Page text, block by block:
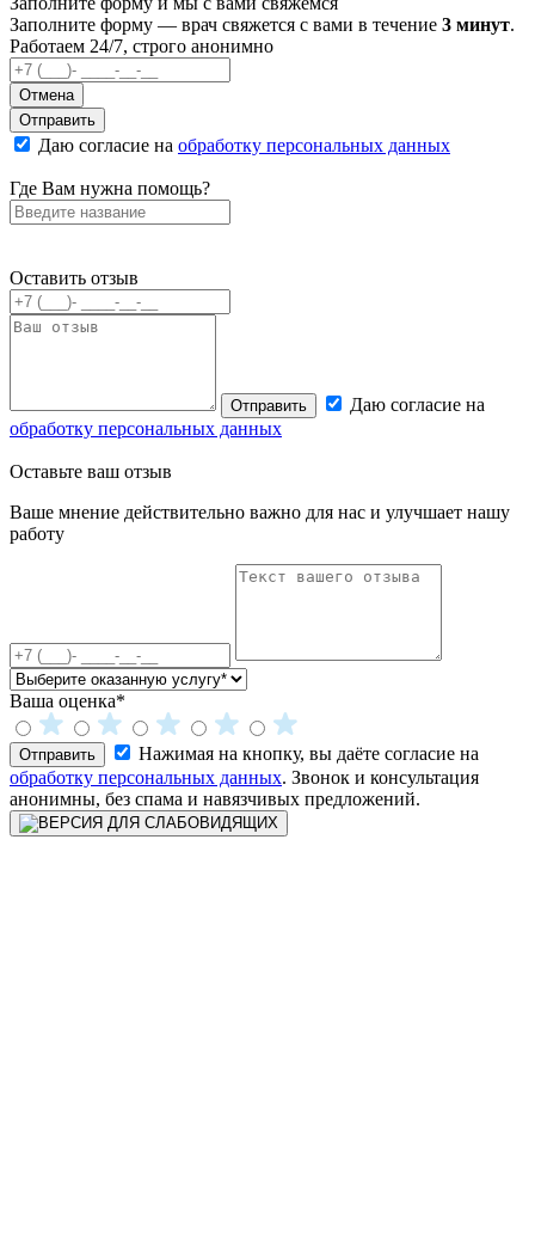
Заполните форму — врач свяжется с вами в течение 3 минут.
Работаем 24/7, строго анонимно
Отмена
Отправить
Даю согласие на обработку персональных данных
Где Вам нужна помощь?
Оставить отзыв
Отправить
Даю согласие на
обработку персональных данных
Оставьте ваш отзыв
Ваше мнение действительно важно для нас и улучшает нашу
работу
Ваша оценка*
Отправить
Нажимая на кнопку, вы даёте согласие на
обработку персональных данных. Звонок и консультация
анонимны, без спама и навязчивых предложений.